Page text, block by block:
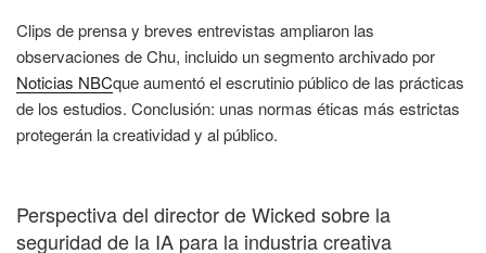
Clips de prensa y breves entrevistas ampliaron las
observaciones de Chu, incluido un segmento archivado por
Noticias NBCque aumentó el escrutinio público de las prácticas
de los estudios. Conclusión: unas normas éticas más estrictas
protegerán la creatividad y al público.
Perspectiva del director de Wicked sobre la
seguridad de la IA para la industria creativa